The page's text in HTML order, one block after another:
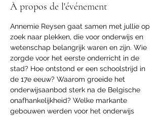
À propos de l'événement
Annemie Reysen gaat samen met jullie op
zoek naar plekken, die voor onderwijs en
wetenschap belangrijk waren en zijn. Wie
zorgde voor het eerste onderricht in de
stad? Hoe ontstond er een schoolstrijd in
de 17e eeuw? Waarom groeide het
onderwijsaanbod sterk na de Belgische
onafhankelijkheid? Welke markante
gebouwen werden voor het onderwijs